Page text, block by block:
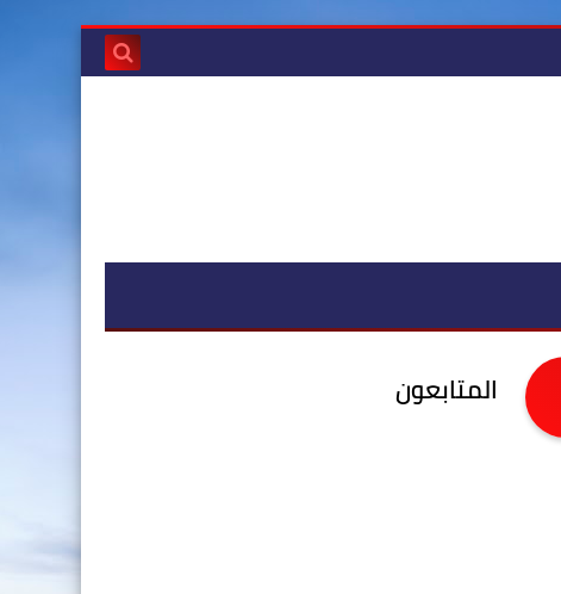
المتابعون